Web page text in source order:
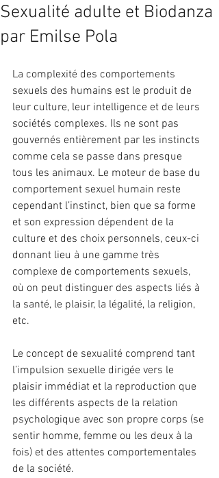
Sexualité adulte et Biodanza
par Emilse Pola
La complexité des comportements
sexuels des humains est le produit de
leur culture, leur intelligence et de leurs
sociétés complexes. Ils ne sont pas
gouvernés entièrement par les instincts
comme cela se passe dans presque
tous les animaux. Le moteur de base du
comportement sexuel humain reste
cependant l’instinct, bien que sa forme
et son expression dépendent de la
culture et des choix personnels, ceux-ci
donnant lieu à une gamme très
complexe de comportements sexuels,
où on peut distinguer des aspects liés à
la santé, le plaisir, la légalité, la religion,
etc.
Le concept de sexualité comprend tant
l’impulsion sexuelle dirigée vers le
plaisir immédiat et la reproduction que
les différents aspects de la relation
psychologique avec son propre corps (se
sentir homme, femme ou les deux à la
fois) et des attentes comportementales
de la société.